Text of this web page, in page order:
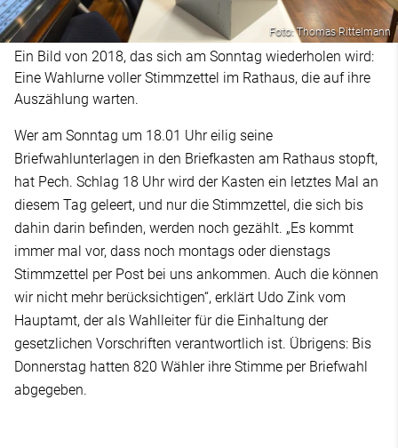
Foto: Thomas Rittelmann
Ein Bild von 2018, das sich am Sonntag wiederholen wird:
Eine Wahlurne voller Stimmzettel im Rathaus, die auf ihre
Auszählung warten.
Wer am Sonntag um 18.01 Uhr eilig seine
Briefwahlunterlagen in den Briefkasten am Rathaus stopft,
hat Pech. Schlag 18 Uhr wird der Kasten ein letztes Mal an
diesem Tag geleert, und nur die Stimmzettel, die sich bis
dahin darin befinden, werden noch gezählt. „Es kommt
immer mal vor, dass noch montags oder dienstags
Stimmzettel per Post bei uns ankommen. Auch die können
wir nicht mehr berücksichtigen“, erklärt Udo Zink vom
Hauptamt, der als Wahlleiter für die Einhaltung der
gesetzlichen Vorschriften verantwortlich ist. Übrigens: Bis
Donnerstag hatten 820 Wähler ihre Stimme per Briefwahl
abgegeben.